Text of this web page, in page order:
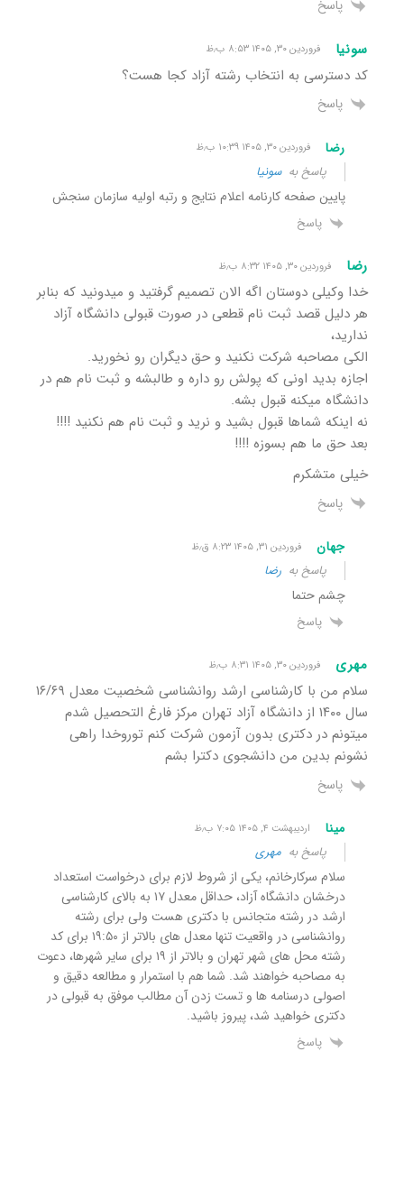
پاسخ
سونیا فروردین ۳۰, ۱۴۰۵ ۸:۵۳ ب٫ظ
کد دسترسی به انتخاب رشته آزاد کجا هست؟
پاسخ
رضا فروردین ۳۰, ۱۴۰۵ ۱۰:۳۹ ب٫ظ
پاسخ بهسونیا
پایین صفحه کارنامه اعلام نتایج و رتبه اولیه سازمان سنجش
پاسخ
رضا فروردین ۳۰, ۱۴۰۵ ۸:۳۲ ب٫ظ
خدا وکیلی دوستان اگه الان تصمیم گرفتید و میدونید که بنابر
هر دلیل قصد ثبت نام قطعی در صورت قبولی دانشگاه آزاد
ندارید،
الکی مصاحبه شرکت نکنید و حق دیگران رو نخورید.
اجازه بدید اونی که پولش رو داره و طالبشه و ثبت نام هم در
دانشگاه میکنه قبول بشه.
نه اینکه شماها قبول بشید و نرید و ثبت نام هم نکنید !!!!
بعد حق ما هم بسوزه !!!!
خیلی متشکرم
پاسخ
جهان فروردین ۳۱, ۱۴۰۵ ۸:۲۳ ق٫ظ
پاسخ به رضا
چشم حتما
پاسخ
مهری فروردین ۳۰, ۱۴۰۵ ۸:۳۱ ب٫ظ
سلام من با کارشناسی ارشد روانشناسی شخصیت معدل ۱۶/۶۹
سال ۱۴۰۰ از دانشگاه آزاد تهران مرکز فارغ التحصیل شدم
میتونم در دکتری بدون آزمون شرکت کنم توروخدا راهی
نشونم بدین من دانشجوی دکترا بشم
پاسخ
مینا اردیبهشت ۴, ۱۴۰۵ ۷:۰۵ ب٫ظ
پاسخ به مهری
سلام سرکارخانم، یکی از شروط لازم برای درخواست استعداد
درخشان دانشگاه آزاد، حداقل معدل ۱۷ به بالای کارشناسی
ارشد در رشته متجانس با دکتری هست ولی برای رشته
روانشناسی در واقعیت تنها معدل های بالاتر از ۱۹:۵۰ برای کد
رشته محل های شهر تهران و بالاتر از ۱۹ برای سایر شهرها، دعوت
به مصاحبه خواهند شد. شما هم با استمرار و مطالعه دقیق و
اصولی درسنامه ها و تست زدن آن مطالب موفق به قبولی در
دکتری خواهید شد، پیروز باشید.
پاسخ